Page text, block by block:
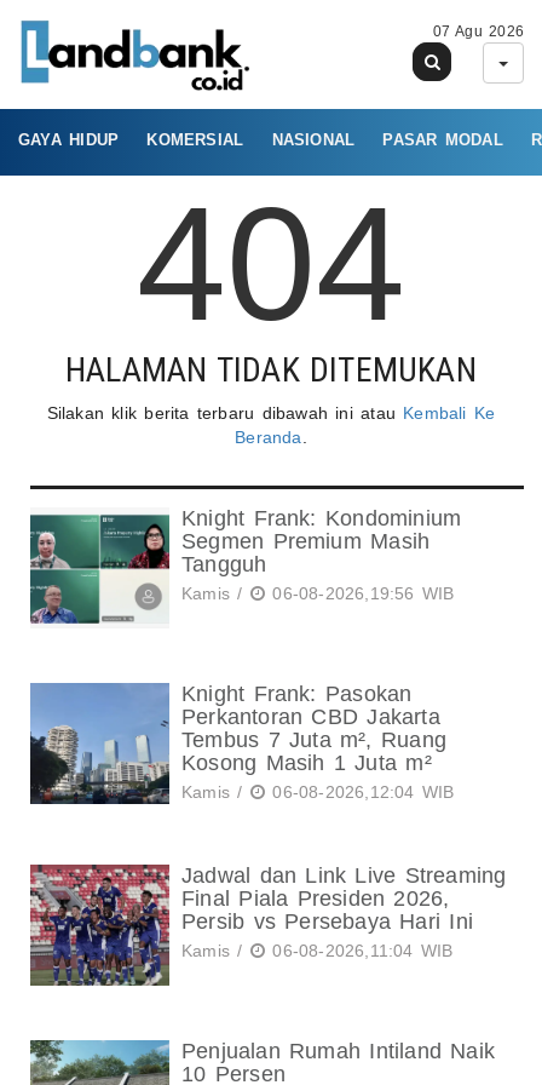
07 Agu 2026
GAYA HIDUP KOMERSIAL NASIONAL PASAR MODAL
404
HALAMAN TIDAK DITEMUKAN
Silakan klik berita terbaru dibawah ini atau Kembali Ke
Beranda
Knight Frank: Kondominium
Segmen Premium Masih
Tangguh
Kamis / 06-08-2026,19:56 WIB
Knight Frank: Pasokan
Perkantoran CBD Jakarta
Tembus 7 Juta m², Ruang
Kosong Masih 1 Juta m²
Kamis / 06-08-2026,12:04 WIB
Jadwal dan Link Live Streaming
Final Piala Presiden 2026,
Persib vs Persebaya Hari Ini
Kamis / 06-08-2026,11:04 WIB
Penjualan Rumah Intiland Naik
10 Persen